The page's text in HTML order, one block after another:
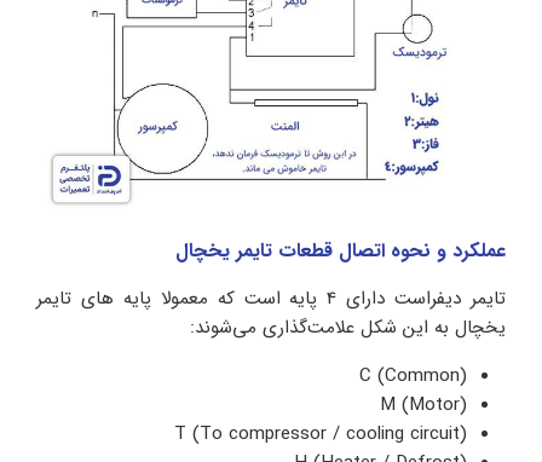
عملکرد و نحوه اتصال قطعات تایمر یخچال
تایمر دیفراست دارای 4 پایه است که معمولا پایه های تایمر
یخچال به این شکل علامت‌گذاری می‌شوند:
C (Common)
M (Motor)
T (To compressor / cooling circuit)